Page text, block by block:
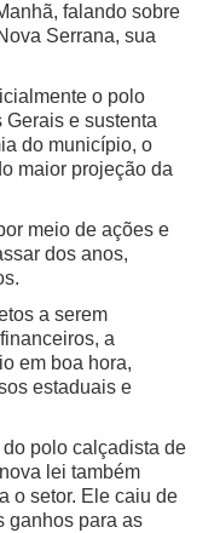
falando sobre
Serrana, sua
o polo
e sustenta
do município, o
maior projeção da
meio de ações e
dos anos,
a serem
a
em boa hora,
estaduais e
polo calçadista de
lei também
o setor. Ele caiu de
ganhos para as